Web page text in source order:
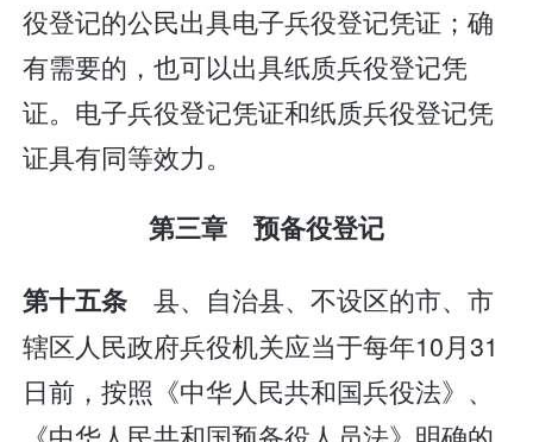
役登记的公民出具电子兵役登记凭证；确
有需要的，也可以出具纸质兵役登记凭
证。电子兵役登记凭证和纸质兵役登记凭
证具有同等效力。
第三章 预备役登记
第十五条县、自治县、不设区的市、市
辖区人民政府兵役机关应当于每年10月31
日前，按照《中华人民共和国兵役法》、